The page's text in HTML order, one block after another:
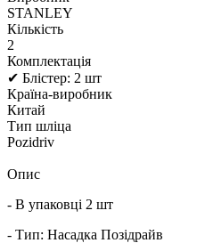
STANLEY
Кількість
2
Комплектація
✔ Блістер: 2 шт
Країна-виробник
Китай
Тип шліца
Pozidriv
Опис
- В упаковці 2 шт
- Тип: Насадка Позідрайв